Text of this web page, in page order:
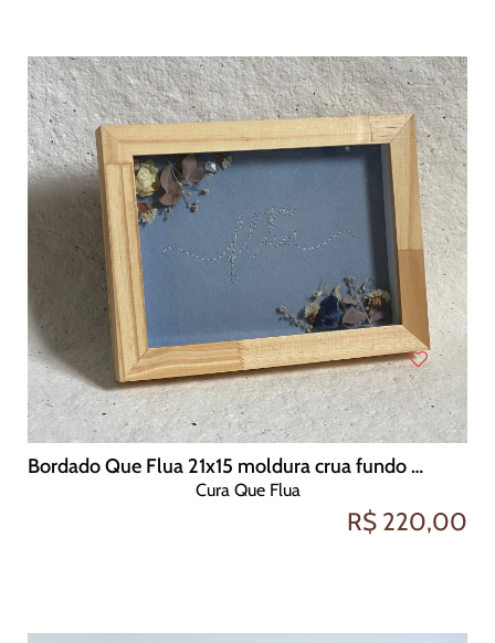
Bordado Que Flua 21x15 moldura crua fundo azul intenso
Cura Que Flua
R$ 220,00